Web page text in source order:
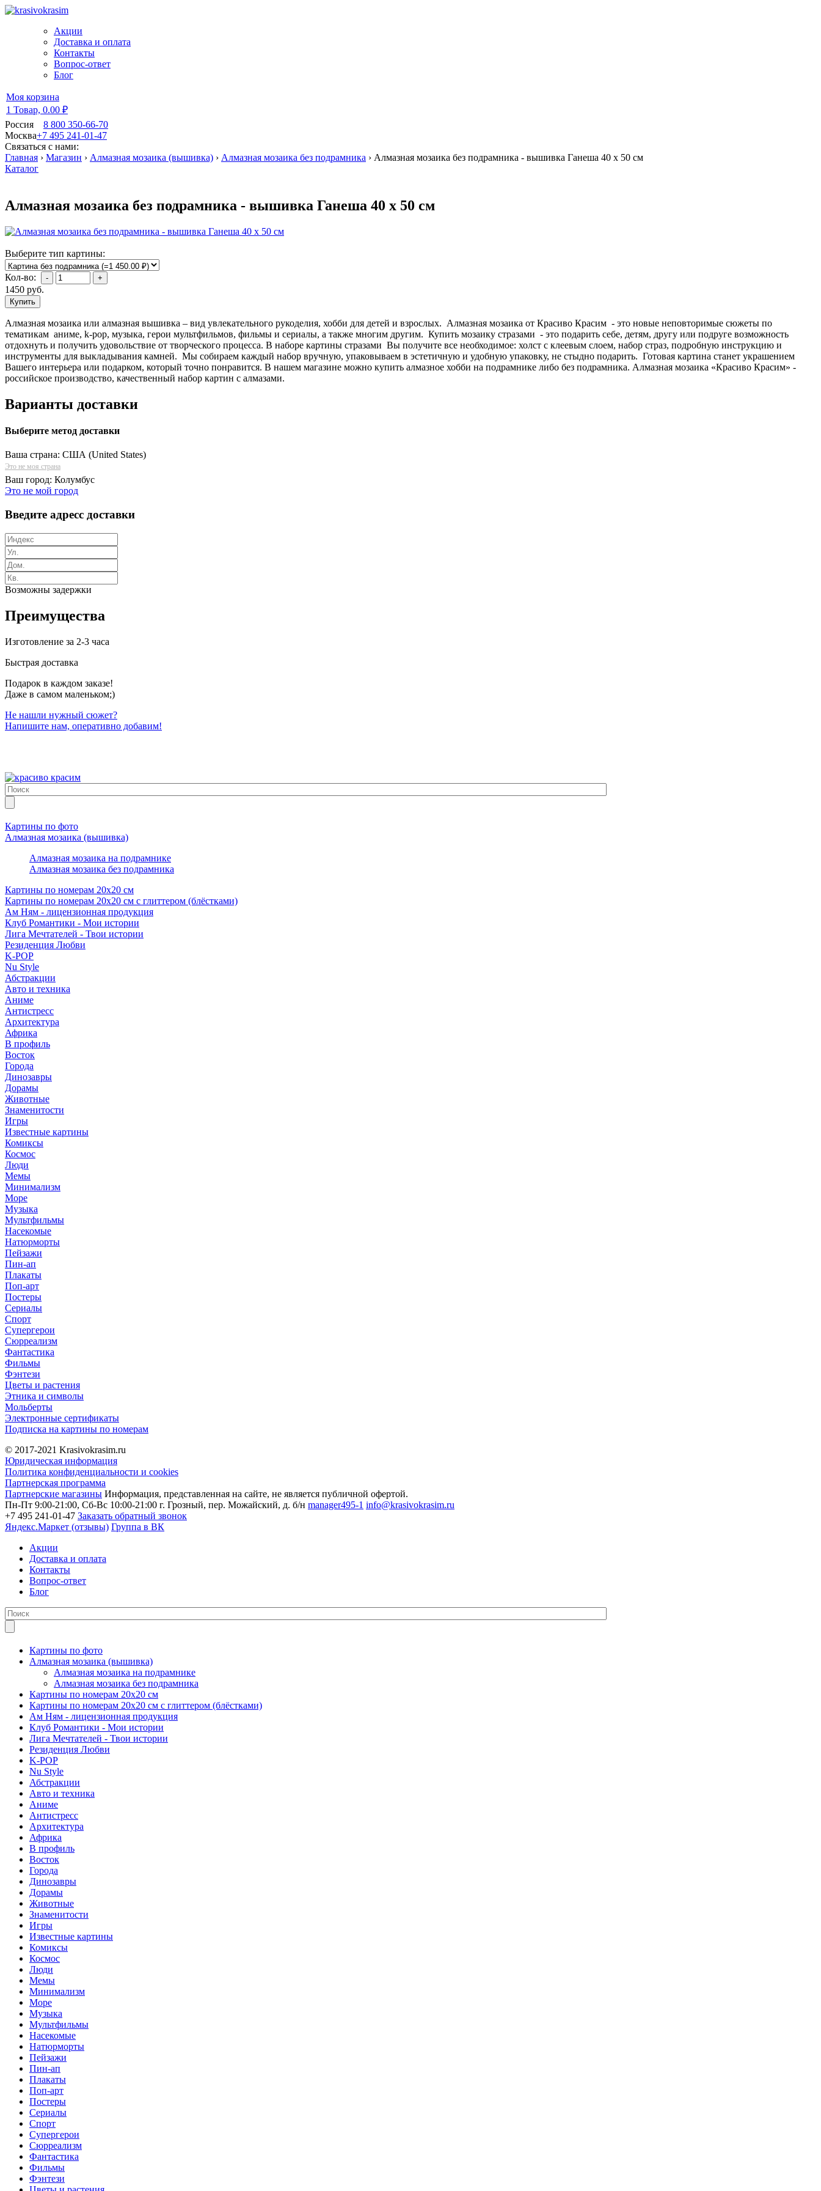
Акции
Доставка и оплата
Контакты
Вопрос-ответ
Блог
Моя корзина
1 Товар, 0.00 ₽
Россия
8 800 350-66-70
Москва+7 495 241-01-47
Связаться с нами:
Главная › Магазин › Алмазная мозаика (вышивка) › Алмазная мозаика без подрамника › Алмазная мозаика без подрамника - вышивка Ганеша 40 х 50 см
Каталог
Алмазная мозаика без подрамника - вышивка Ганеша 40 х 50 см
Выберите тип картины:
Кол-во:
1450 руб.
Алмазная мозаика или алмазная вышивка – вид увлекательного рукоделия, хобби для детей и взрослых. Алмазная мозаика от Красиво Красим - это новые неповторимые сюжеты по
тематикам аниме, k-pop, музыка, герои мультфильмов, фильмы и сериалы, а также многим другим. Купить мозаику стразами - это подарить себе, детям, другу или подруге возможность
отдохнуть и получить удовольствие от творческого процесса. В наборе картины стразами Вы получите все необходимое: холст с клеевым слоем, набор страз, подробную инструкцию и
инструменты для выкладывания камней. Мы собираем каждый набор вручную, упаковываем в эстетичную и удобную упаковку, не стыдно подарить. Готовая картина станет украшением
Вашего интерьера или подарком, который точно понравится. В нашем магазине можно купить алмазное хобби на подрамнике либо без подрамника. Алмазная мозаика «Красиво Красим» -
российское производство, качественный набор картин с алмазами.
Варианты доставки
Выберите метод доставки
Ваша страна: США (United States)
Это не моя страна
Ваш город: Колумбус
Это не мой город
Введите адресс доставки
Возможны задержки
Преимущества
Изготовление за 2-3 часа
Быстрая доставка
Подарок в каждом заказе!
Даже в самом маленьком;)
Не нашли нужный сюжет?
Напишите нам, оперативно добавим!
Картины по фото
Алмазная мозаика (вышивка)
Алмазная мозаика на подрамнике
Алмазная мозаика без подрамника
Картины по номерам 20х20 см
Картины по номерам 20х20 см с глиттером (блёстками)
Ам Ням - лицензионная продукция
Клуб Романтики - Мои истории
Лига Мечтателей - Твои истории
Резиденция Любви
K-POP
Nu Style
Абстракции
Авто и техника
Аниме
Антистресс
Архитектура
Африка
В профиль
Восток
Города
Динозавры
Дорамы
Животные
Знаменитости
Игры
Известные картины
Комиксы
Космос
Люди
Мемы
Минимализм
Море
Музыка
Мультфильмы
Насекомые
Натюрморты
Пейзажи
Пин-ап
Плакаты
Поп-арт
Постеры
Сериалы
Спорт
Супергерои
Сюрреализм
Фантастика
Фильмы
Фэнтези
Цветы и растения
Этника и символы
Мольберты
Электронные сертификаты
Подписка на картины по номерам
© 2017-2021 Krasivokrasim.ru
Юридическая информация
Политика конфиденциальности и cookies
Партнерская программа
Партнерские магазины Информация, представленная на сайте, не является публичной офертой.
Пн-Пт 9:00-21:00, Сб-Вс 10:00-21:00 г. Грозный, пер. Можайский, д. б/н manager495-1 info@krasivokrasim.ru
+7 495 241-01-47 Заказать обратный звонок
Яндекс.Маркет (отзывы) Группа в ВК
Акции
Доставка и оплата
Контакты
Вопрос-ответ
Блог
Картины по фото
Алмазная мозаика (вышивка)
Алмазная мозаика на подрамнике
Алмазная мозаика без подрамника
Картины по номерам 20х20 см
Картины по номерам 20х20 см с глиттером (блёстками)
Ам Ням - лицензионная продукция
Клуб Романтики - Мои истории
Лига Мечтателей - Твои истории
Резиденция Любви
K-POP
Nu Style
Абстракции
Авто и техника
Аниме
Антистресс
Архитектура
Африка
В профиль
Восток
Города
Динозавры
Дорамы
Животные
Знаменитости
Игры
Известные картины
Комиксы
Космос
Люди
Мемы
Минимализм
Море
Музыка
Мультфильмы
Насекомые
Натюрморты
Пейзажи
Пин-ап
Плакаты
Поп-арт
Постеры
Сериалы
Спорт
Супергерои
Сюрреализм
Фантастика
Фильмы
Фэнтези